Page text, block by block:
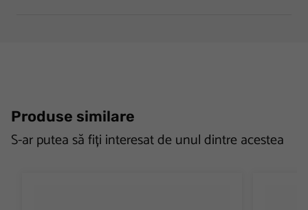
Produse similare
S-ar putea să fiți interesat de unul dintre acestea